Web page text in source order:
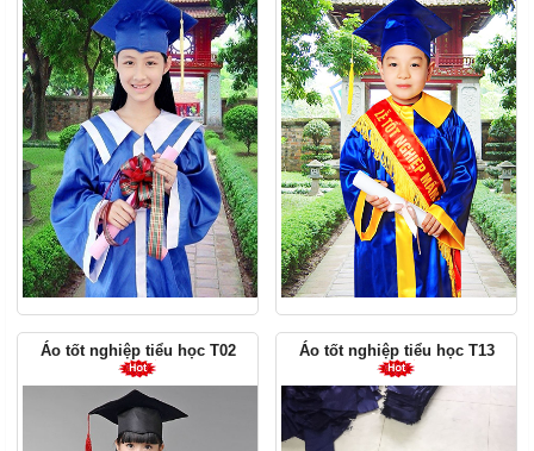
Áo tốt nghiệp tiểu học T02 Áo tốt nghiệp tiểu học T13